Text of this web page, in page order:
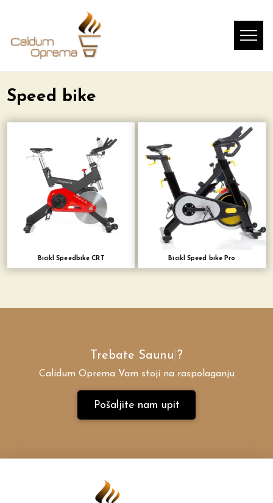
Speed bike
Bicikl Speedbike CRT Bicikl Speed bike Pro
TrebateSaun| ?
Calidum Oprema Vam stoji na raspolaganju
Pošaljite nam upit